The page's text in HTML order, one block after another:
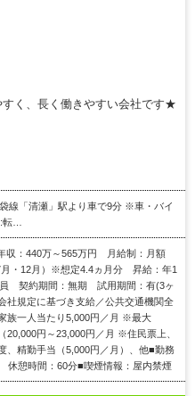
く、長く働きやすい会社です★
線「清瀬」駅より車で9分 ※車・バイ
転…
収：440万～565万円 月給制：月額
・12月）※想定4.4ヵ月分 昇給：年1
員 契約期間：無期 試用期間：有(3ヶ
社規定に基づき支給／公共交通機関全
族一人当たり5,000円／月 ※最大
20,000円～23,000円／月 ※住民票上、
、精勤手当（5,000円／月）、他■勤務
憩時間：60分■喫煙情報：屋内禁煙